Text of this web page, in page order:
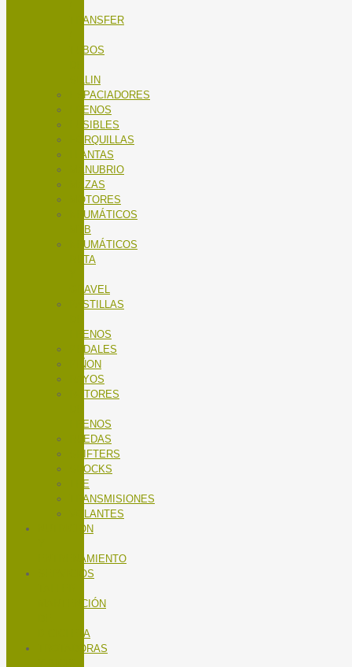
TRANSFER
TUBOS
SILLIN
ESPACIADORES
FRENOS
FUSIBLES
HORQUILLAS
LLANTAS
MANUBRIO
MAZAS
MOTORES
NEUMÁTICOS
MTB
NEUMÁTICOS
RUTA
GRAVEL
PASTILLAS
FRENOS
PEDALES
PIÑON
RAYOS
ROTORES
FRENOS
RUEDAS
SHIFTERS
SHOCKS
TEE
TRANSMISIONES
VOLANTES
NUTRICIÓN
ENTRENAMIENTO
SERVICIOS
MANTENCIÓN
BICICLETA
TROTADORAS